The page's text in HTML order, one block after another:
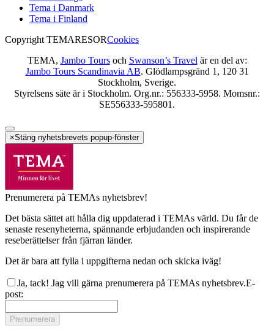
Tema i Danmark
Tema i Finland
Copyright TEMARESORCookies
TEMA, Jambo Toursoch Swanson’s Travel är en del av:
Jambo Tours Scandinavia AB. Glödlampsgränd 1, 120 31
Stockholm, Sverige.
Styrelsens säte är i Stockholm. Org.nr.: 556333-5958. Momsnr.:
SE556333-595801.
×Stäng nyhetsbrevets popup-fönster
Prenumerera på TEMAs nyhetsbrev!
Det bästa sättet att hålla dig uppdaterad i TEMAs värld. Du får de
senaste resenyheterna, spännande erbjudanden och inspirerande
reseberättelser från fjärran länder.
Det är bara att fylla i uppgifterna nedan och skicka iväg!
Ja, tack! Jag vill gärna prenumerera på TEMAs nyhetsbrev.E-
post:
Prenumerera